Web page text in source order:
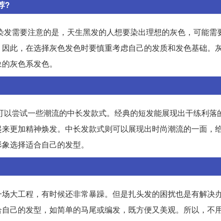
?
需要注意的是，天生黑发的人想要染出理想的灰色，可能需
此，在选择灰色发色时要慎重考虑自己的发质和发色基础。
灰色系发色。
尝试一些潮流的中长发款式。经典的短发能展现出干练利落
更加精神焕发。中长发款式则可以展现出时尚潮流的一面，
选择适合自己的发型。
大工程，有时候还非常暴躁。但是扎头发的困扰也是有解决
己的发型，如简单的马尾或编发，既方便又美观。所以，不